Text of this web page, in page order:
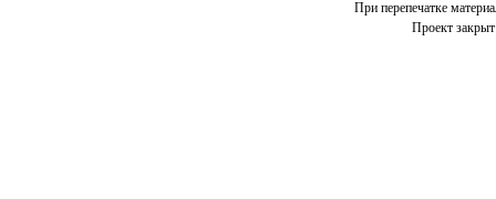
При перепечатке
Проект закрыт